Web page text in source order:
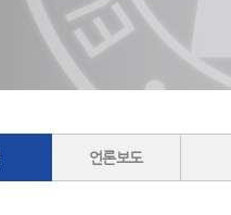
언론보도